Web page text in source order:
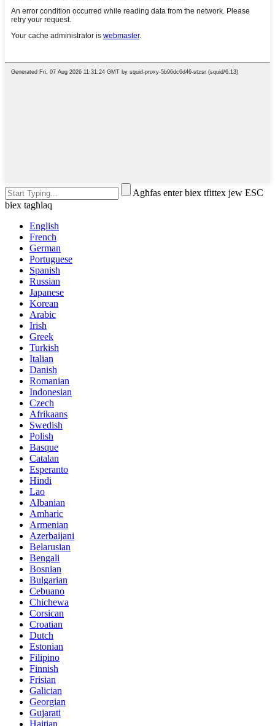
Agħfas enter biex tfittex jew ESC
biex tagħlaq
English
French
German
Portuguese
Spanish
Russian
Japanese
Korean
Arabic
Irish
Greek
Turkish
Italian
Danish
Romanian
Indonesian
Czech
Afrikaans
Swedish
Polish
Basque
Catalan
Esperanto
Hindi
Lao
Albanian
Amharic
Armenian
Azerbaijani
Belarusian
Bengali
Bosnian
Bulgarian
Cebuano
Chichewa
Corsican
Croatian
Dutch
Estonian
Filipino
Finnish
Frisian
Galician
Georgian
Gujarati